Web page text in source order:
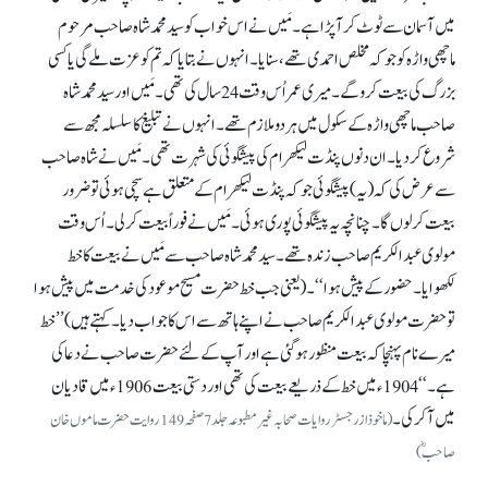
میں آسمان سے ٹوٹ کر آ پڑا ہے۔ مَیں نے اس خواب کو سید محمد شاہ صاحب مرحوم
ماچھی واڑہ کو جو کہ مخلص احمدی تھے، سنایا۔ انہوں نے بتایا کہ تم کو عزت ملے گی یا کسی
بزرگ کی بیعت کرو گے۔ میری عمر اُس وقت 24سال کی تھی۔ مَیں اور سید محمد شاہ
صاحب ماچھی واڑہ کے سکول میں ہر دو ملازم تھے۔ انہوں نے تبلیغ کا سلسلہ مجھ سے
شروع کر دیا۔ ان دنوں پنڈت لیکھرام کی پیشگوئی کی شہرت تھی۔ مَیں نے شاہ صاحب
سے عرض کی کہ (یہ) پیشگوئی جو کہ پنڈت لیکھرام کے متعلق ہے سچی ہوئی تو ضرور
بیعت کر لوں گا۔ چنانچہ یہ پیشگوئی پوری ہوئی۔ مَیں نے فوراً بیعت کر لی۔ اُس وقت
مولوی عبدالکریم صاحب زندہ تھے۔ سید محمد شاہ صاحب سے مَیں نے بیعت کا خط
لکھوایا۔ حضور کے پیش ہوا‘‘۔ (یعنی جب خط حضرت مسیح موعود کی خدمت میں پیش ہوا
تو حضرت مولوی عبدالکریم صاحب نے اپنے ہاتھ سے اس کا جواب دیا۔ کہتے ہیں) ’’خط
میرے نام پہنچا کہ بیعت منظور ہو گئی ہے اور آپ کے لئے حضرت صاحب نے دعا کی
ہے۔‘‘ 1904ء میں خط کے ذریعے بیعت کی تھی اور دستی بیعت 1906ء میں قادیان
میں آ کر کی۔
(ماخوذازرجسٹر روایات صحابہ غیر مطبوعہ جلد 7 صفحہ 149 روایت حضرت ماموں خان
صاحبؓ)